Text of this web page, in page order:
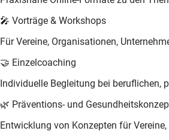
🎤 Vorträge & Workshops
Für Vereine, Organisationen,
🤝 Einzelcoaching
Individuelle Begleitung bei beruflichen,
🌿 Präventions- und
Entwicklung von Konzepten für